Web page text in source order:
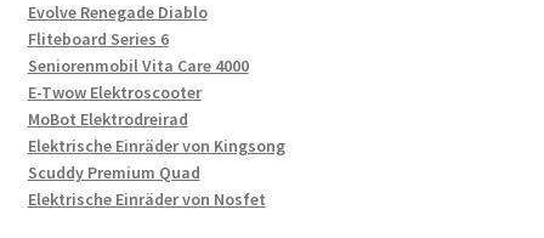
Evolve Renegade Diablo
Fliteboard Series 6
Seniorenmobil Vita Care 4000
E-Twow Elektroscooter
MoBot Elektrodreirad
Elektrische Einräder von Kingsong
Scuddy Premium Quad
Elektrische Einräder von Nosfet